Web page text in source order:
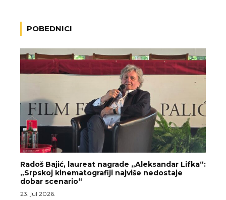
POBEDNICI
Radoš Bajić, laureat nagrade „Aleksandar Lifka“:
„Srpskoj kinematografiji najviše nedostaje
dobar scenario“
23. jul 2026.